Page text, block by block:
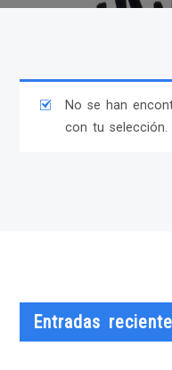
No se han
con tu selección.
Entradas